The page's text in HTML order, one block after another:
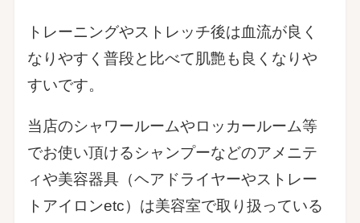
トレーニングやストレッチ後は血流が良く
なりやすく普段と比べて肌艶も良くなりや
すいです。
当店のシャワールームやロッカールーム等
でお使い頂けるシャンプーなどのアメニテ
ィや美容器具（ヘアドライヤーやストレー
トアイロンetc）は美容室で取り扱っている